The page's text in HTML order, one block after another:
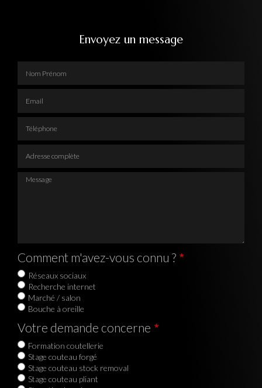
Envoyez un message
Message
Comment m'avez-vous connu ?
Réseaux sociaux
Recherche internet
Marché / salon
Bouche à oreille
Votre demande concerne
Formation coutellerie
Stage couteau forgé
Stage couteau stock removal
Stage couteau pliant